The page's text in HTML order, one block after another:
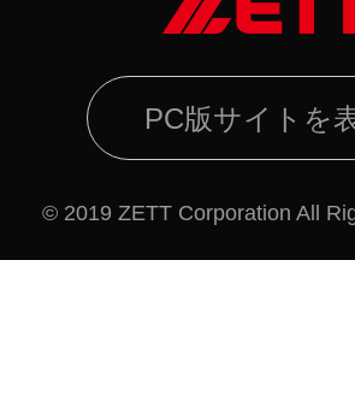
PC版サイトを
© 2019 ZETT Corporation All